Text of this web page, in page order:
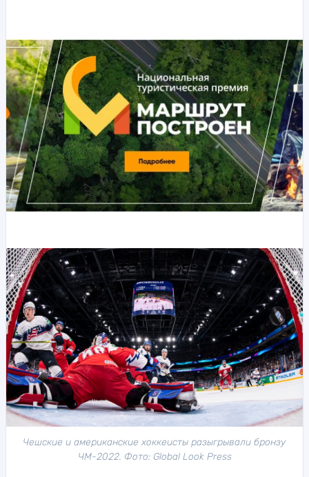
Чешские и американские хоккеисты разыгрывали бронзу
ЧМ-2022. Фото: Global Look Press